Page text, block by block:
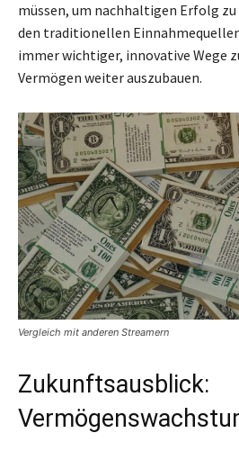
müssen, um nachhaltigen Erfolg
den traditionellen
immer wichtiger, innovative Wege
Vermögen weiter auszubauen.
Vergleich mit anderen Streamern
Zukunftsausblick: